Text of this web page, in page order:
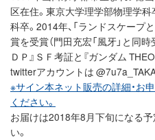
区在住。東京大学理学部物理学
科卒。2014年、「ランドスケープ
賞を受賞（門田充宏「風牙」と同
ＤＰ』ＳＦ考証と『ガンダム
twitterアカウントは
※サイン本ネット販売の詳細・お
ください。
お届けは2018年8月下旬になる
い。